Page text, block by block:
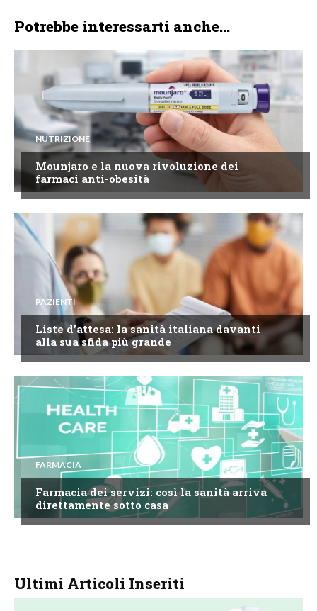
Potrebbe interessarti anche...
NUTRIZIONE
Mounjaro e la nuova rivoluzione dei
farmaci anti-obesità
PAZIENTI
Liste d’attesa: la sanità italiana davanti
alla sua sfida più grande
FARMACIA
Farmacia dei servizi: così la sanità arriva
direttamente sotto casa
Ultimi Articoli Inseriti